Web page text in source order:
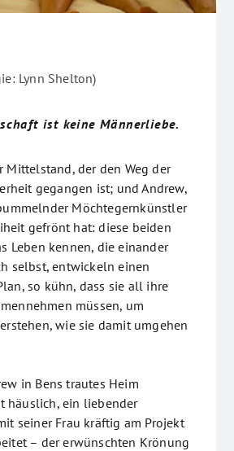
Lynn Shelton)
ist keine Männerliebe.
Mittelstand, der den Weg der
gegangen ist; und Andrew,
Möchtegernkünstler
gefrönt hat: diese beiden
Leben kennen, die einander
selbst, entwickeln einen
so kühn, dass sie all ihre
müssen, um
wie sie damit umgehen
in Bens trautes Heim
häuslich, ein liebender
seiner Frau kräftig am Projekt
– der erwünschten Krönung